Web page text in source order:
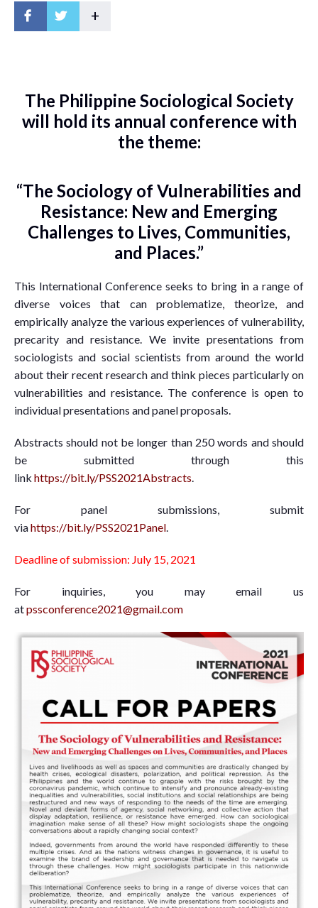
+
The Philippine Sociological Society
will hold its annual conference with
the theme:
“The Sociology of Vulnerabilities and
Resistance: New and Emerging
Challenges to Lives, Communities,
and Places.”
This International Conference seeks to bring in a range of
diverse voices that can problematize, theorize, and
empirically analyze the various experiences of vulnerability,
precarity and resistance. We invite presentations from
sociologists and social scientists from around the world
about their recent research and think pieces particularly on
vulnerabilities and resistance. The conference is open to
individual presentations and panel proposals.
Abstracts should not be longer than 250 words and should
be submitted through this
link https://bit.ly/PSS2021Abstracts.
For panel submissions, submit
viahttps://bit.ly/PSS2021Panel.
Deadline of submission: July 15, 2021
For inquiries, you may email us
atpssconference2021@gmail.com